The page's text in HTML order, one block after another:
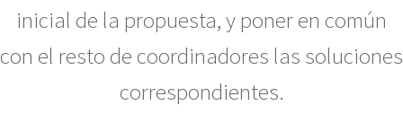
inicial de la propuesta, y poner en común
con el resto de coordinadores las soluciones
correspondientes.